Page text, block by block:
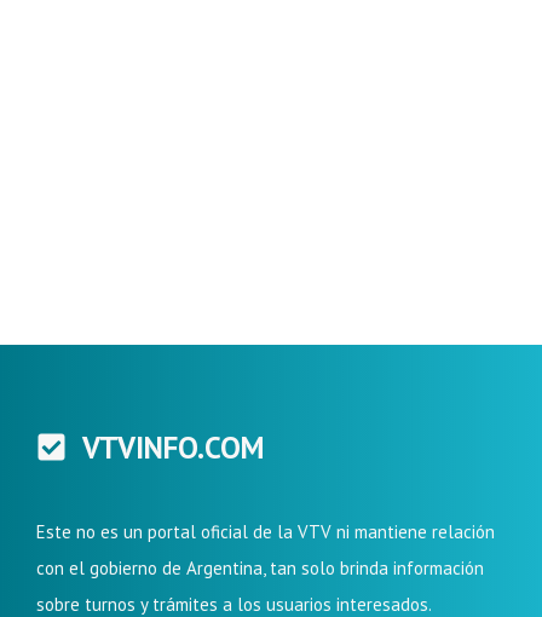
VTVINFO.COM
Este no es un portal oficial de la VTV ni mantiene relación
con el gobierno de Argentina, tan solo brinda información
sobre turnos y trámites a los usuarios interesados.